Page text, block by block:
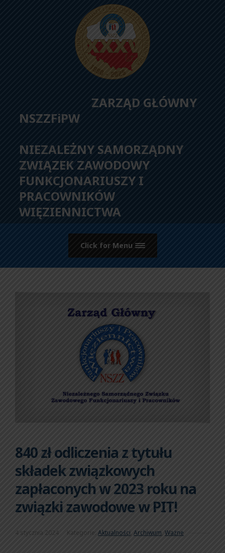
ZARZĄD GŁÓWNY
NSZZFiPW
NIEZALEŻNY SAMORZĄDNY
ZWIĄZEK ZAWODOWY
FUNKCJONARIUSZY I
PRACOWNIKÓW
WIĘZIENNICTWA
Click for Menu
840 zł odliczenia z tytułu
składek związkowych
zapłaconych w 2023 roku na
związki zawodowe w PIT!
4 stycznia 2024 Kategorie: Aktualności, Archiwum, Ważne